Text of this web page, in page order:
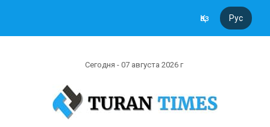
Қаз Рус
Сегодня - 07 августа 2026 г